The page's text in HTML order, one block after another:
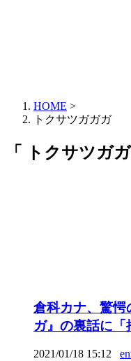
HOME >
トクサツガガガ
「 トクサツガ
倉科カナ、驚愕
ガ』の裏話に
2021/01/18 15:12